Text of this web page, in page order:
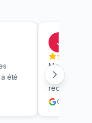
été
J
Merci
toilettes en
Google